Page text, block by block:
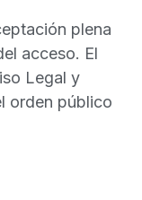
plena
acceso. El
Legal y
orden público